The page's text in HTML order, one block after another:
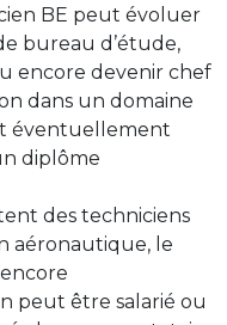
BE peut évoluer
bureau d’étude,
encore devenir chef
dans un domaine
éventuellement
diplôme
des techniciens
aéronautique, le
peut être salarié ou